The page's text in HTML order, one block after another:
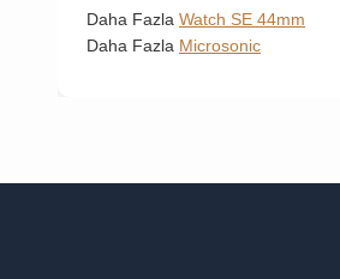
Daha Fazla Watch SE 44mm
Daha Fazla Microsonic